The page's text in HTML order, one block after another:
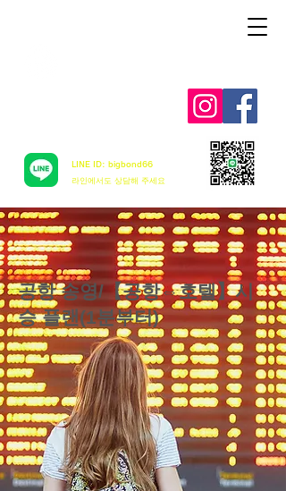
LINE ID: bigbond66
​라인에서도 상담해 주세요
공항 송영/【공항⇔호텔】시
승 플랜(1분부터)